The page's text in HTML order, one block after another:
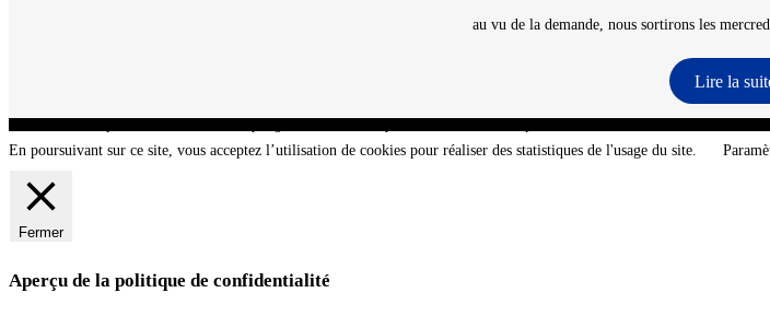
au vu de la demande, nous sortirons les
Lire la
En poursuivant sur ce site, vous acceptez l’utilisation de cookies pour réaliser des statistiques de l'usage du site.
Fermer
Aperçu de la politique de confidentialité